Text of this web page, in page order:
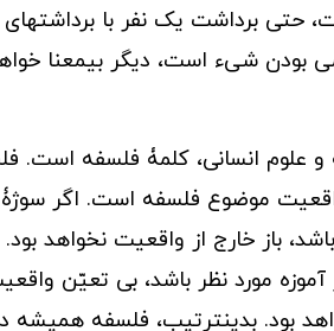
حتی برداشت یک نفر با
بودن شیء است، دیگر بیمعنا
و علوم انسانی، کلمۀ فلسفه است.
موضوع فلسفه است. اگر
باز خارج از واقعیت نخواهد
مورد نظر باشد، بی تعیّن
بود. بدینترتیب، فلسفه همیشه